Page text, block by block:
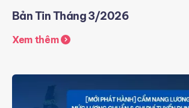
Bản Tin Tháng 3/2026
Xem thêm